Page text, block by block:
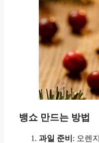
뱅쇼 만드는 방법
과일 준비 : 오렌